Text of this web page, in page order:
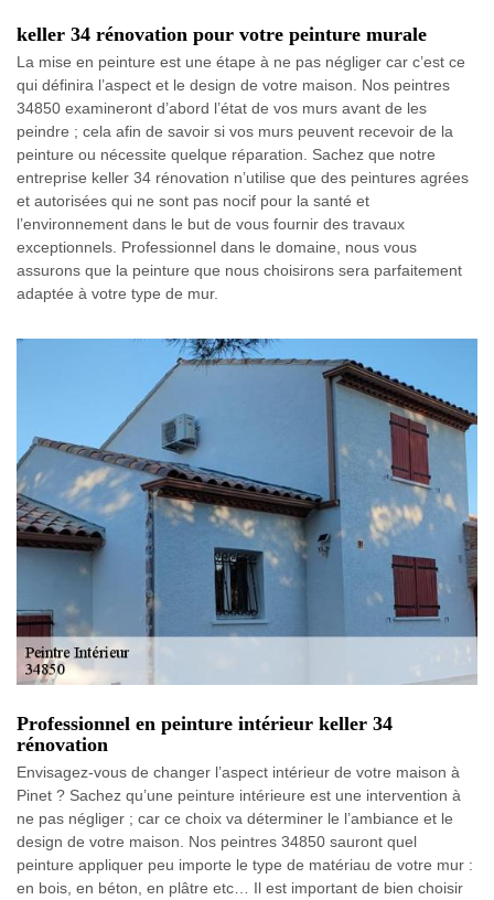
keller 34 rénovation pour votre peinture murale
La mise en peinture est une étape à ne pas négliger car c’est ce
qui définira l’aspect et le design de votre maison. Nos peintres
34850 examineront d’abord l’état de vos murs avant de les
peindre ; cela afin de savoir si vos murs peuvent recevoir de la
peinture ou nécessite quelque réparation. Sachez que notre
entreprise keller 34 rénovation n’utilise que des peintures agrées
et autorisées qui ne sont pas nocif pour la santé et
l’environnement dans le but de vous fournir des travaux
exceptionnels. Professionnel dans le domaine, nous vous
assurons que la peinture que nous choisirons sera parfaitement
adaptée à votre type de mur.
Professionnel en peinture intérieur keller 34
rénovation
Envisagez-vous de changer l’aspect intérieur de votre maison à
Pinet ? Sachez qu’une peinture intérieure est une intervention à
ne pas négliger ; car ce choix va déterminer le l’ambiance et le
design de votre maison. Nos peintres 34850 sauront quel
peinture appliquer peu importe le type de matériau de votre mur :
en bois, en béton, en plâtre etc… Il est important de bien choisir